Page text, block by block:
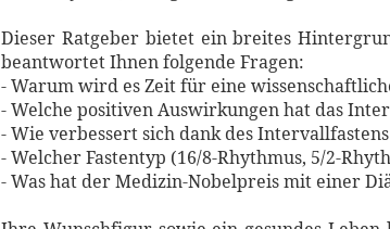
Dieser Ratgeber bietet ein breites
beantwortet Ihnen folgende Fragen:
- Warum wird es Zeit für eine
- Welche positiven Auswirkungen hat das
- Wie verbessert sich dank des
- Welcher Fastentyp (16/8-Rhythmus, 5/2-
- Was hat der Medizin-Nobelpreis mit einer